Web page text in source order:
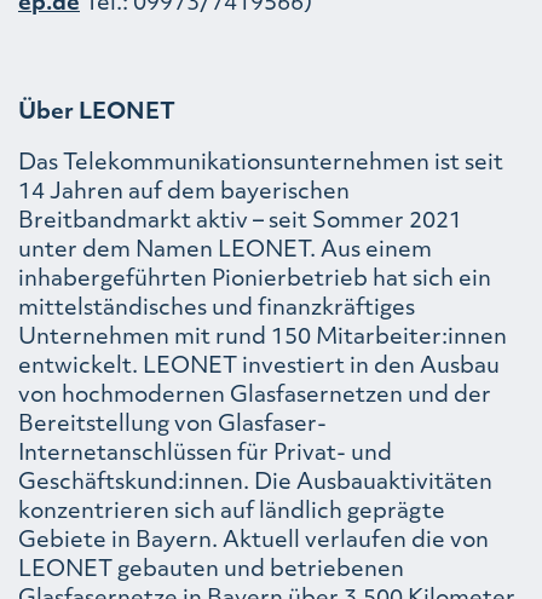
Über LEONET
Das Telekommunikationsunternehmen ist seit
14 Jahren auf dem bayerischen
Breitbandmarkt aktiv – seit Sommer 2021
unter dem Namen LEONET. Aus einem
inhabergeführten Pionierbetrieb hat sich ein
mittelständisches und finanzkräftiges
Unternehmen mit rund 150 Mitarbeiter:innen
entwickelt. LEONET investiert in den Ausbau
von hochmodernen Glasfasernetzen und der
Bereitstellung von Glasfaser-
Internetanschlüssen für Privat- und
Geschäftskund:innen. Die Ausbauaktivitäten
konzentrieren sich auf ländlich geprägte
Gebiete in Bayern. Aktuell verlaufen die von
LEONET gebauten und betriebenen